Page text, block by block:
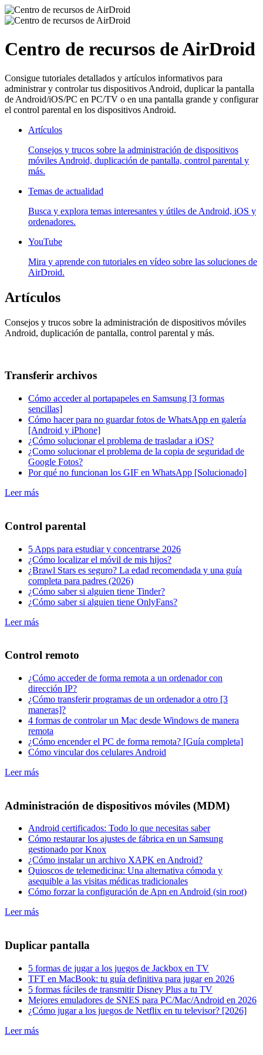
Centro de recursos de AirDroid
Consigue tutoriales detallados y artículos informativos para
administrar y controlar tus dispositivos Android, duplicar la pantalla
de Android/iOS/PC en PC/TV o en una pantalla grande y configurar
el control parental en los dispositivos Android.
Artículos
Consejos y trucos sobre la administración de dispositivos
móviles Android, duplicación de pantalla, control parental y
más.
Temas de actualidad
Busca y explora temas interesantes y útiles de Android, iOS y
ordenadores.
YouTube
Mira y aprende con tutoriales en vídeo sobre las soluciones de
AirDroid.
Artículos
Consejos y trucos sobre la administración de dispositivos móviles
Android, duplicación de pantalla, control parental y más.
Transferir archivos
Cómo acceder al portapapeles en Samsung [3 formas
sencillas]
Cómo hacer para no guardar fotos de WhatsApp en galería
[Android y iPhone]
¿Cómo solucionar el problema de trasladar a iOS?
¿Como solucionar el problema de la copia de seguridad de
Google Fotos?
Por qué no funcionan los GIF en WhatsApp [Solucionado]
Leer más
Control parental
5 Apps para estudiar y concentrarse 2026
¿Cómo localizar el móvil de mis hijos?
¿Brawl Stars es seguro? La edad recomendada y una guía
completa para padres (2026)
¿Cómo saber si alguien tiene Tinder?
¿Cómo saber si alguien tiene OnlyFans?
Leer más
Control remoto
¿Cómo acceder de forma remota a un ordenador con
dirección IP?
¿Cómo transferir programas de un ordenador a otro [3
maneras]?
4 formas de controlar un Mac desde Windows de manera
remota
¿Cómo encender el PC de forma remota? [Guía completa]
Cómo vincular dos celulares Android
Leer más
Administración de dispositivos móviles (MDM)
Android certificados: Todo lo que necesitas saber
Cómo restaurar los ajustes de fábrica en un Samsung
gestionado por Knox
¿Cómo instalar un archivo XAPK en Android?
Quioscos de telemedicina: Una alternativa cómoda y
asequible a las visitas médicas tradicionales
Cómo forzar la configuración de Apn en Android (sin root)
Leer más
Duplicar pantalla
5 formas de jugar a los juegos de Jackbox en TV
TFT en MacBook: tu guía definitiva para jugar en 2026
5 formas fáciles de transmitir Disney Plus a tu TV
Mejores emuladores de SNES para PC/Mac/Android en 2026
¿Cómo jugar a los juegos de Netflix en tu televisor? [2026]
Leer más